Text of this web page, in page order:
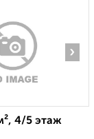
›
4/5 этаж